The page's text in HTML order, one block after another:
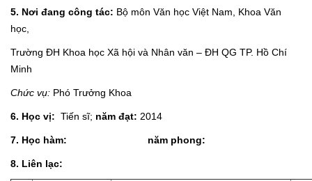
5. Nơi đang công tác: Bộ môn Văn học Việt Nam, Khoa Văn
học,
Trường ĐH Khoa học Xã hội và Nhân văn – ĐH QG TP. Hồ Chí
Minh
Chức vụ: Phó Trưởng Khoa
6. Học vị: Tiến sĩ; năm đạt: 2014
7. Học hàm: năm phong:
8. Liên lạc: